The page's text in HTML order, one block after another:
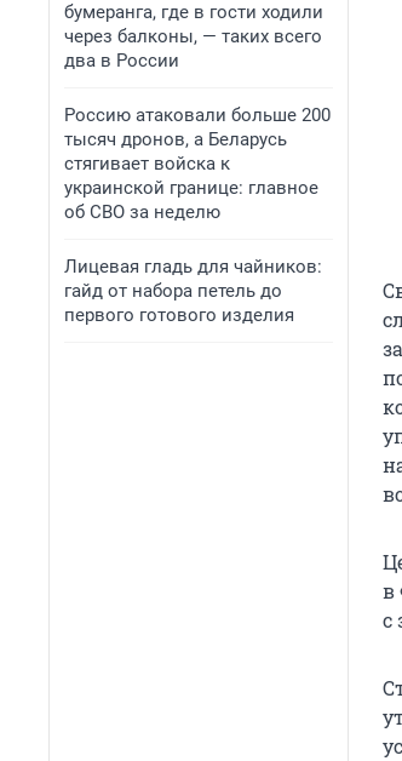
бумеранга, где в гости ходили
через балконы, — таких всего
два в России
Россию атаковали больше 200
тысяч дронов, а Беларусь
стягивает войска к
украинской границе: главное
об СВО за неделю
Лицевая гладь для чайников:
гайд от набора петель до
первого готового изделия
в
с